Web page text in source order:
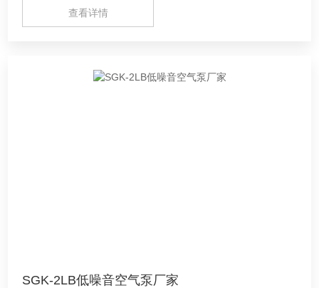
查看详情
SGK-2LB低噪音空气泵厂家